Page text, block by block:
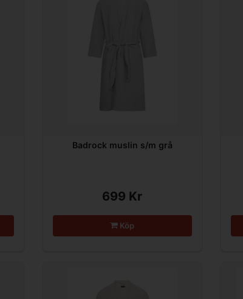
Badrock muslin s/m grå
699 Kr
Köp